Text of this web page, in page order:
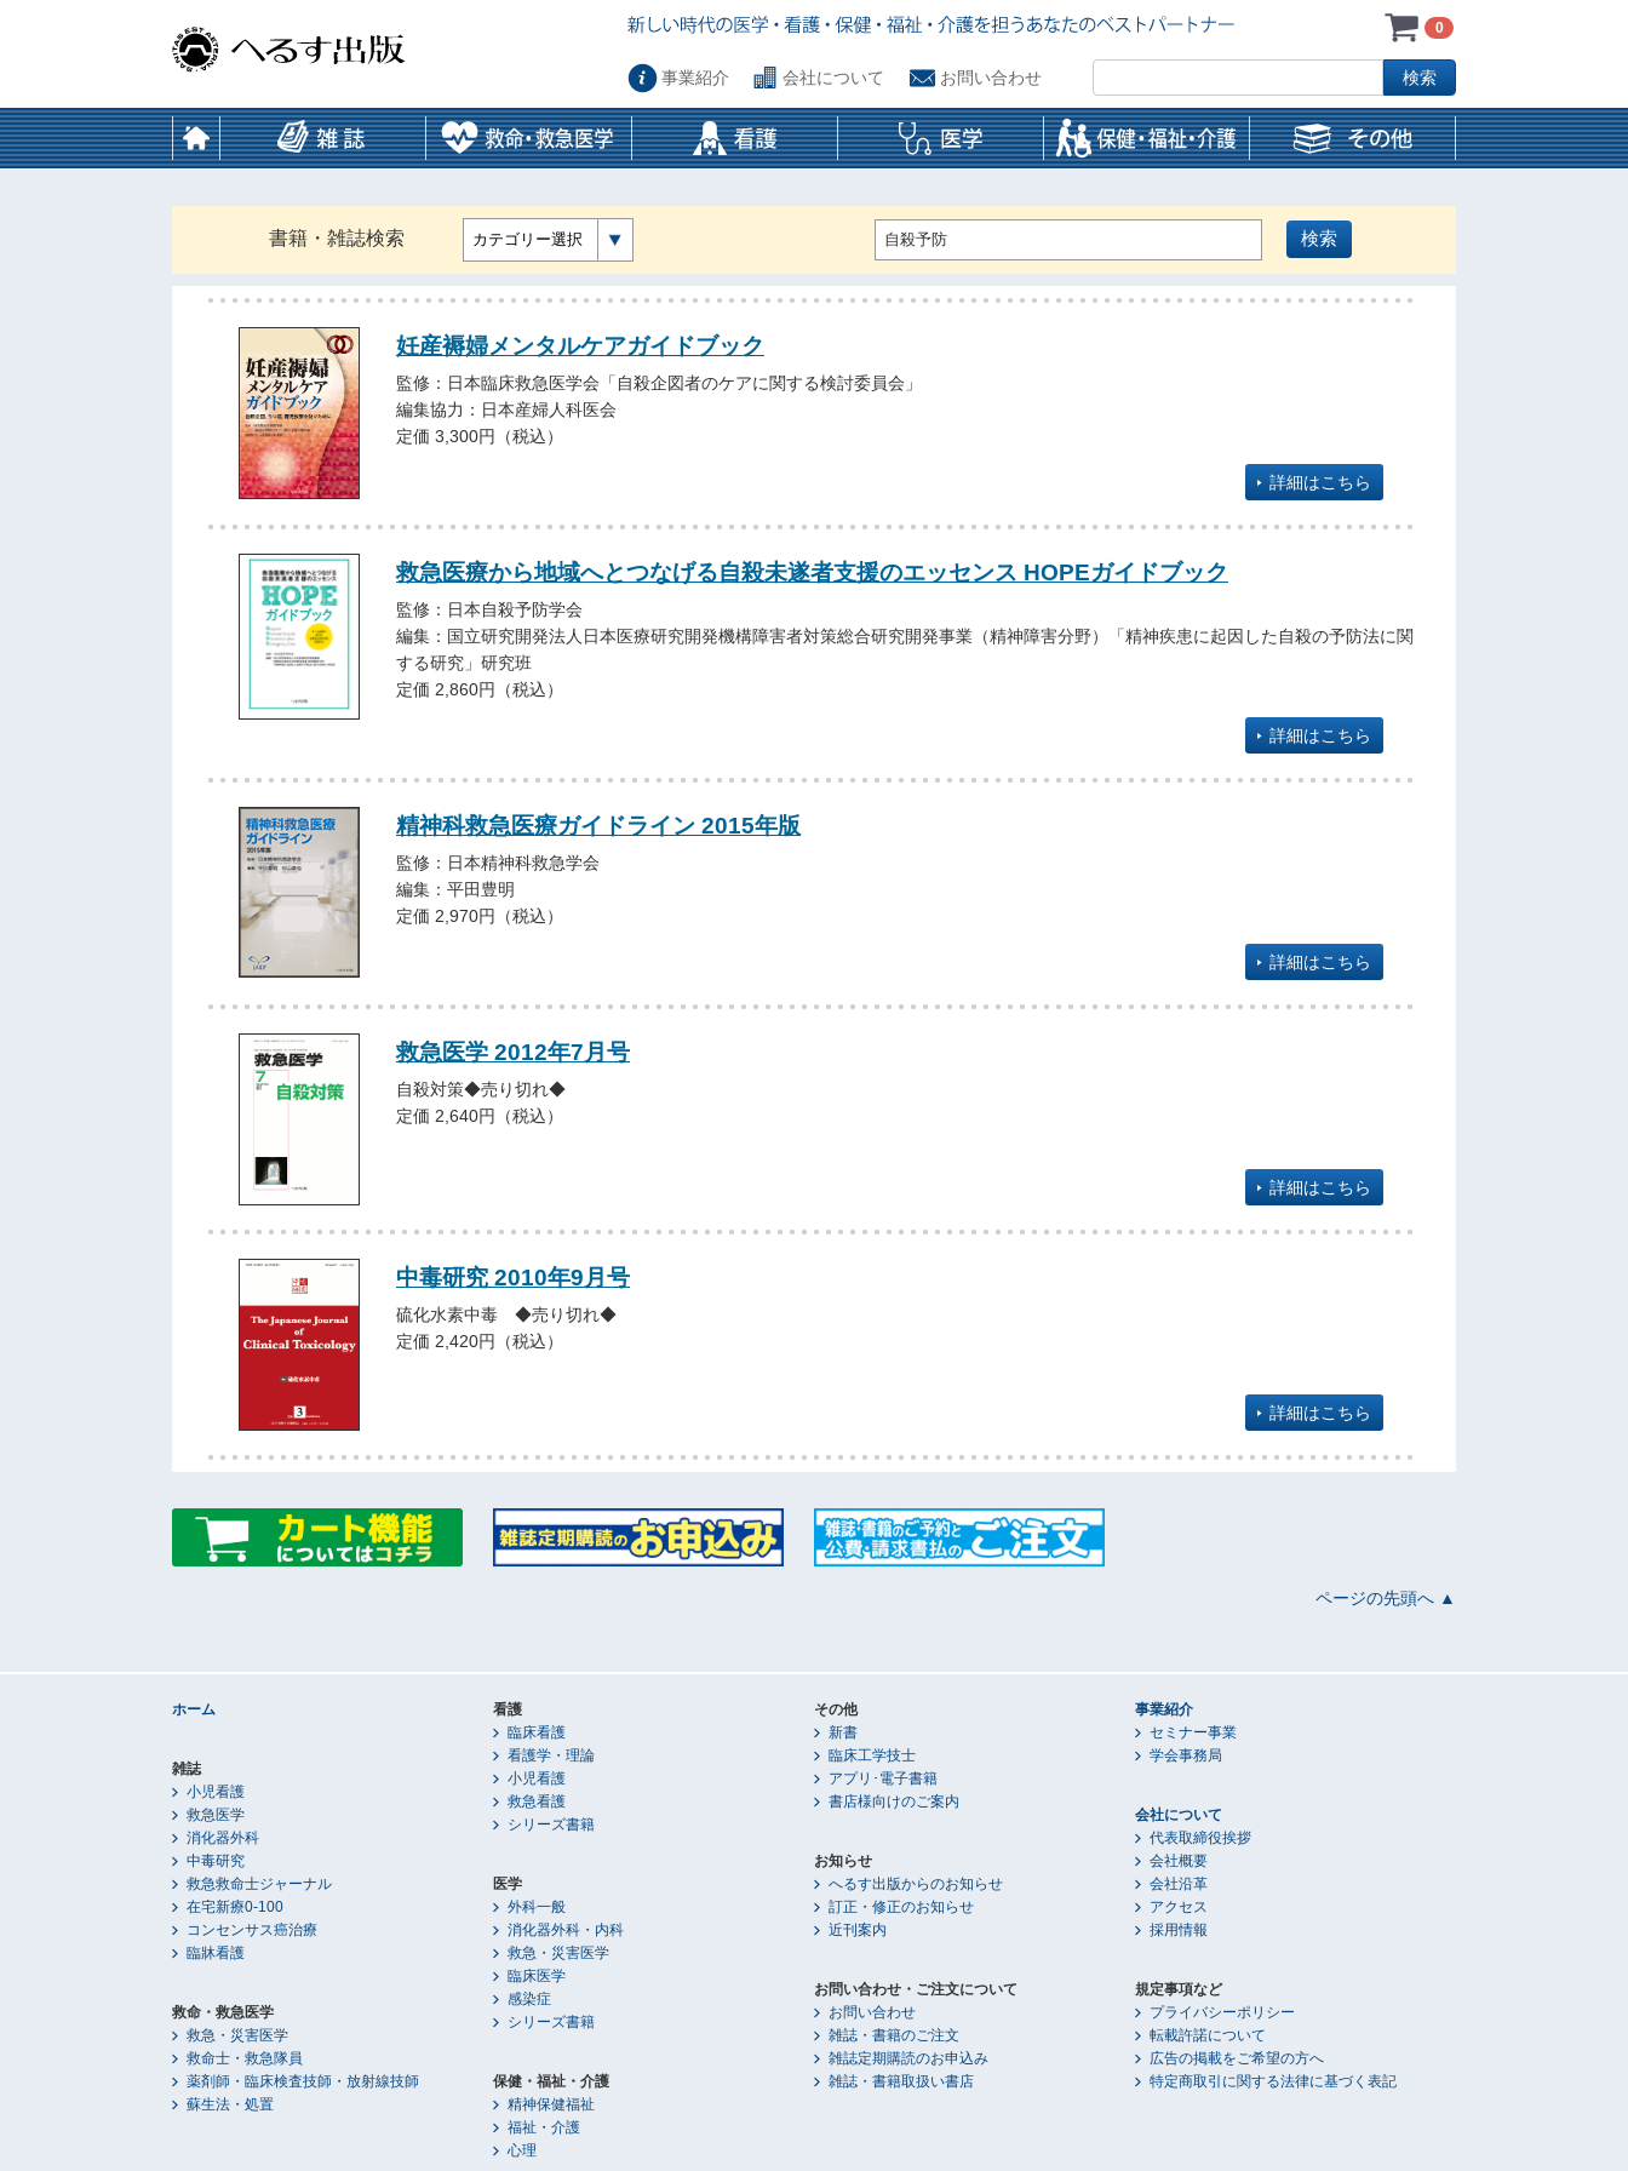
0
事業紹介 会社について お問い合わせ
書籍・雑誌検索 カテゴリー選択
妊産褥婦メンタルケアガイドブック
監修：日本臨床救急医学会「自殺企図者のケアに関する検討委員会」
編集協力：日本産婦人科医会
定価 3,300円（税込）
詳細はこちら
救急医療から地域へとつなげる自殺未遂者支援のエッセンス HOPEガイドブック
監修：日本自殺予防学会
編集：国立研究開発法人日本医療研究開発機構障害者対策総合研究開発事業（精神障害分野）「精神疾患に起因した自殺の予防法に関
する研究」研究班
定価 2,860円（税込）
詳細はこちら
精神科救急医療ガイドライン 2015年版
監修：日本精神科救急学会
編集：平田豊明
定価 2,970円（税込）
詳細はこちら
救急医学 2012年7月号
自殺対策◆売り切れ◆
定価 2,640円（税込）
詳細はこちら
中毒研究 2010年9月号
硫化水素中毒 ◆売り切れ◆
定価 2,420円（税込）
詳細はこちら
ページの先頭へ ▲
ホーム
雑誌
小児看護
救急医学
消化器外科
中毒研究
救急救命士ジャーナル
在宅新療0-100
コンセンサス癌治療
臨牀看護
救命・救急医学
救急・災害医学
救命士・救急隊員
薬剤師・臨床検査技師・放射線技師
蘇生法・処置
看護
臨床看護
看護学・理論
小児看護
救急看護
シリーズ書籍
医学
外科一般
消化器外科・内科
救急・災害医学
臨床医学
感染症
シリーズ書籍
保健・福祉・介護
精神保健福祉
福祉・介護
心理
その他
新書
臨床工学技士
アプリ･電子書籍
書店様向けのご案内
お知らせ
へるす出版からのお知らせ
訂正・修正のお知らせ
近刊案内
お問い合わせ・ご注文について
お問い合わせ
雑誌・書籍のご注文
雑誌定期購読のお申込み
雑誌・書籍取扱い書店
事業紹介
セミナー事業
学会事務局
会社について
代表取締役挨拶
会社概要
会社沿革
アクセス
採用情報
規定事項など
プライバシーポリシー
転載許諾について
広告の掲載をご希望の方へ
特定商取引に関する法律に基づく表記